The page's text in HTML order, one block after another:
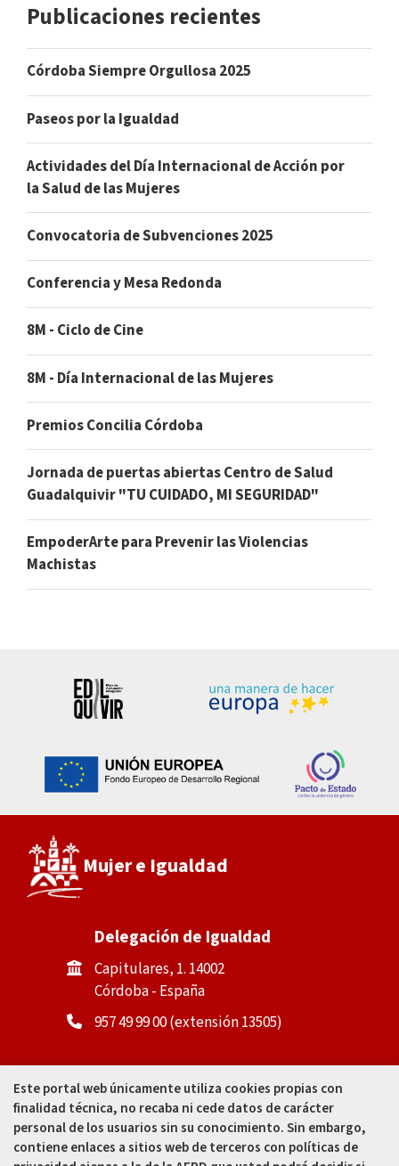
Publicaciones recientes
Córdoba Siempre Orgullosa 2025
Paseos por la Igualdad
Actividades del Día Internacional de Acción por
la Salud de las Mujeres
Convocatoria de Subvenciones 2025
Conferencia y Mesa Redonda
8M - Ciclo de Cine
8M - Día Internacional de las Mujeres
Premios Concilia Córdoba
Jornada de puertas abiertas Centro de Salud
Guadalquivir "TU CUIDADO, MI SEGURIDAD"
EmpoderArte para Prevenir las Violencias
Machistas
Mujer e Igualdad
Delegación de Igualdad
Capitulares, 1. 14002
Córdoba - España
957 49 99 00 (extensión 13505)
Casa de la Igualdad
Calle Padre Cosme Muñoz, 4
(tras Mercado Corredera). 14002
Córdoba - España
Este portal web únicamente utiliza cookies propias con
finalidad técnica, no recaba ni cede datos de carácter
personal de los usuarios sin su conocimiento. Sin embargo,
contiene enlaces a sitios web de terceros con políticas de